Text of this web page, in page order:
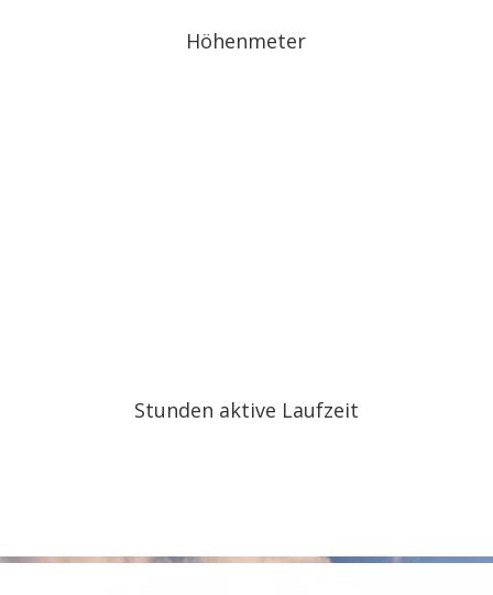
Höhenmeter
Stunden aktive Laufzeit